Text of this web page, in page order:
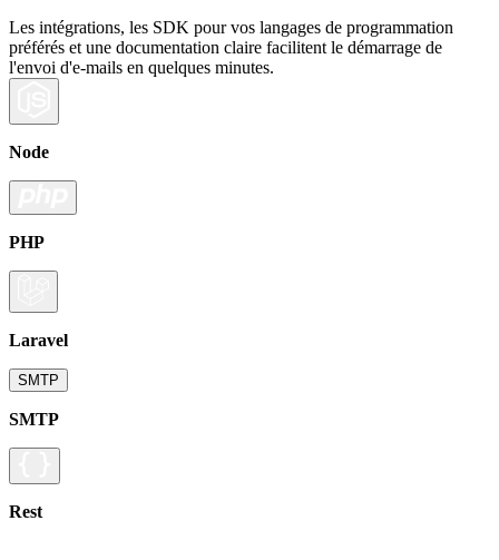
Les intégrations, les SDK pour vos langages de programmation
préférés et une documentation claire facilitent le démarrage de
l'envoi d'e-mails en quelques minutes.
Node
PHP
Laravel
SMTP
SMTP
Rest